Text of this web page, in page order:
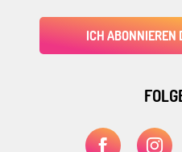
ICH ABONNIEREN